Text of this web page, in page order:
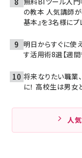
の教本 人気講師
基本』を3名様にプ
明日からすぐに
す活用術8選【週間
将来なりたい職
に！ 高校生は男女
人